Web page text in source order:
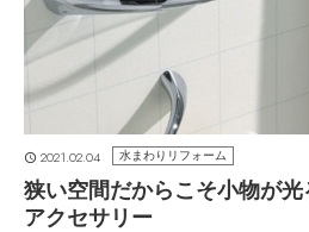
2021.02.04 水まわりリフォーム
狭い空間だからこそ小物が
アクセサリー